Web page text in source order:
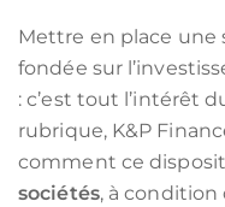
de
:
habiter en France
FRANCHE-COMTÉ
EST
AQUITAINE
SON IFI
IMMEUBLE EN BLOC
SA RETRAITE
IFI 2026
Mettre en place une
fondée sur
: c’est tout l’intérêt
rubrique, K&P
comment ce
sociétés, à condition